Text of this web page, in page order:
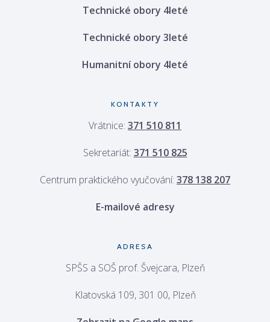
Technické obory 4leté
Technické obory 3leté
Humanitní obory 4leté
KONTAKTY
Vrátnice: 371 510 811
Sekretariát: 371 510 825
Centrum praktického vyučování: 378 138 207
E-mailové adresy
ADRESA
SPŠS a SOŠ prof. Švejcara, Plzeň
Klatovská 109, 301 00, Plzeň